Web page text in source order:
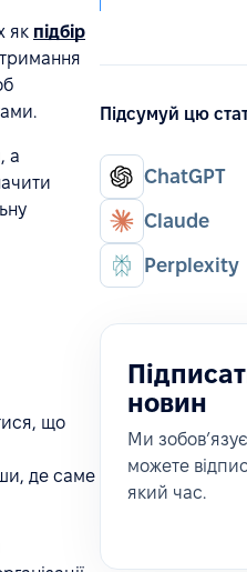
як підбір
а
що
де саме
Підсумуй цю
ChatGPT
Claude
Perplexity
новин
Ми
можете
який час.